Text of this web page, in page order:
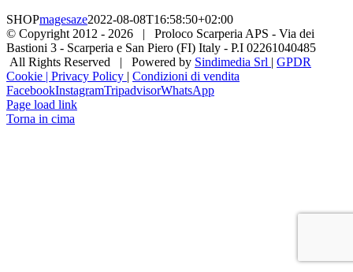
SHOPmagesaze2022-08-08T16:58:50+02:00
© Copyright 2012 - 2026 | Proloco Scarperia APS - Via dei
Bastioni 3 - Scarperia e San Piero (FI) Italy - P.I 02261040485
All Rights Reserved | Powered by Sindimedia Srl | GPDR
Cookie | Privacy Policy | Condizioni di vendita
FacebookInstagramTripadvisorWhatsApp
Page load link
Torna in cima